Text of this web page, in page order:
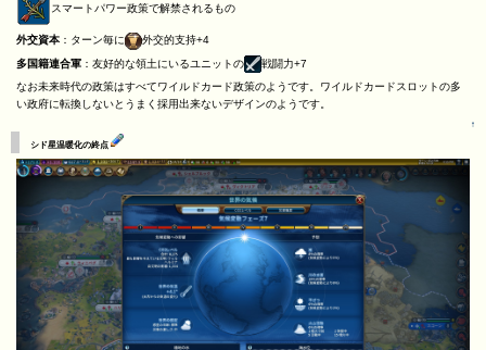
スマートパワー政策で解禁されるもの
外交資本 ：ターン毎に
外交的支持+4
多国籍連合軍 ：友好的な領土にいるユニットの
戦闘力+7
なお未来時代の政策はすべてワイルドカード政策のようです。ワイルドカードスロットの多
い政府に転換しないとうまく採用出来ないデザインのようです。
↑
シド星温暖化の終点